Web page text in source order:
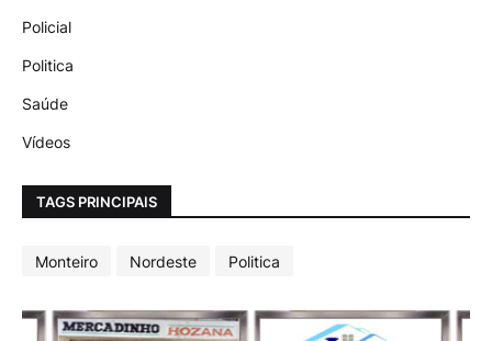
Policial
Politica
Saúde
Vídeos
TAGS PRINCIPAIS
Monteiro Nordeste Politica